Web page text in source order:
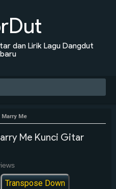
dan Lirik Lagu Dangdut
Marry Me
Me Kunci Gitar
Transpose Down